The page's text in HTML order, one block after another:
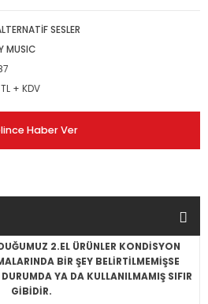
SESLER
MUSIC
TL + KDV
Haber Ver
2.EL ÜRÜNLER KONDİSYON
BİR ŞEY BELİRTİLMEMİŞSE
YA DA KULLANILMAMIŞ SIFIR
GİBİDİR.